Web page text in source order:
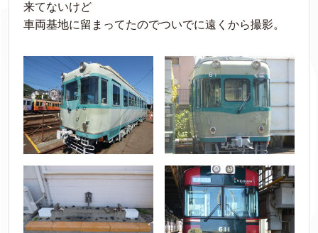
来てないけど
車両基地に留まってたのでついでに遠くから撮影。